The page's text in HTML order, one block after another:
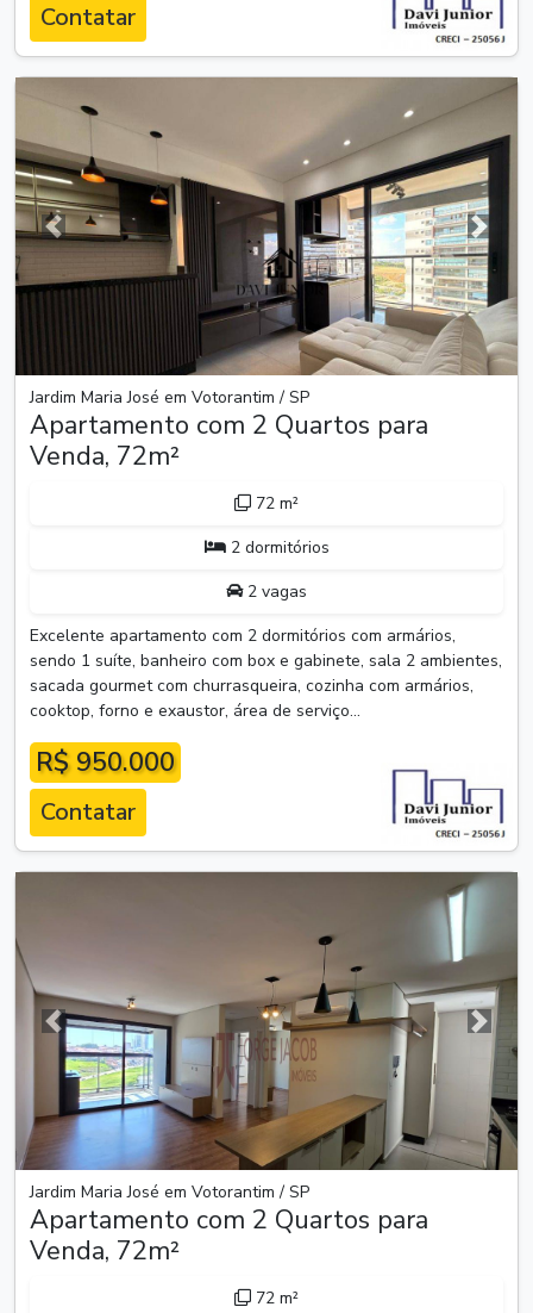
Contatar
Anterior
Jardim Maria José em Votorantim / SP
Apartamento com 2 Quartos para
Venda, 72m²
72 m²
2 dormitórios
2 vagas
Excelente apartamento com 2 dormitórios com armários,
sendo 1 suíte, banheiro com box e gabinete, sala 2 ambientes,
sacada gourmet com churrasqueira, cozinha com armários,
cooktop, forno e exaustor, área de serviço...
R$ 950.000
Contatar
Anterior
Jardim Maria José em Votorantim / SP
Apartamento com 2 Quartos para
Venda, 72m²
72 m²